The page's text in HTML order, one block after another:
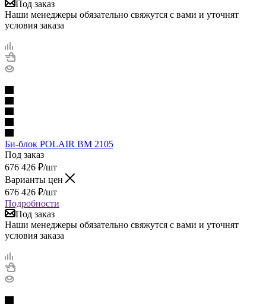
Под заказ
Наши менеджеры обязательно свяжутся с вами и уточнят
условия заказа
Би-блок POLAIR BM 2105
Под заказ
676 426 ₽/шт
Варианты цен
676 426 ₽/шт
Подробности
Под заказ
Наши менеджеры обязательно свяжутся с вами и уточнят
условия заказа